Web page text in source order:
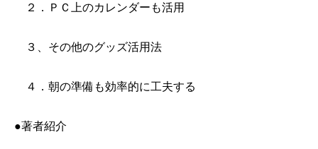
２．ＰＣ上のカレンダーも活用
３、その他のグッズ活用法
４．朝の準備も効率的に工夫する
●著者紹介